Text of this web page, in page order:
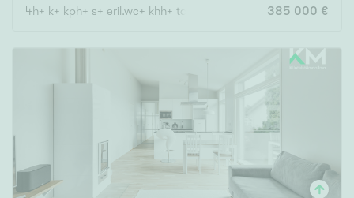
4h+ k+ kph+ s+ eril.wc+ khh+ takkah.+ ask.h./th+ vh+ autokatos
385 000 €